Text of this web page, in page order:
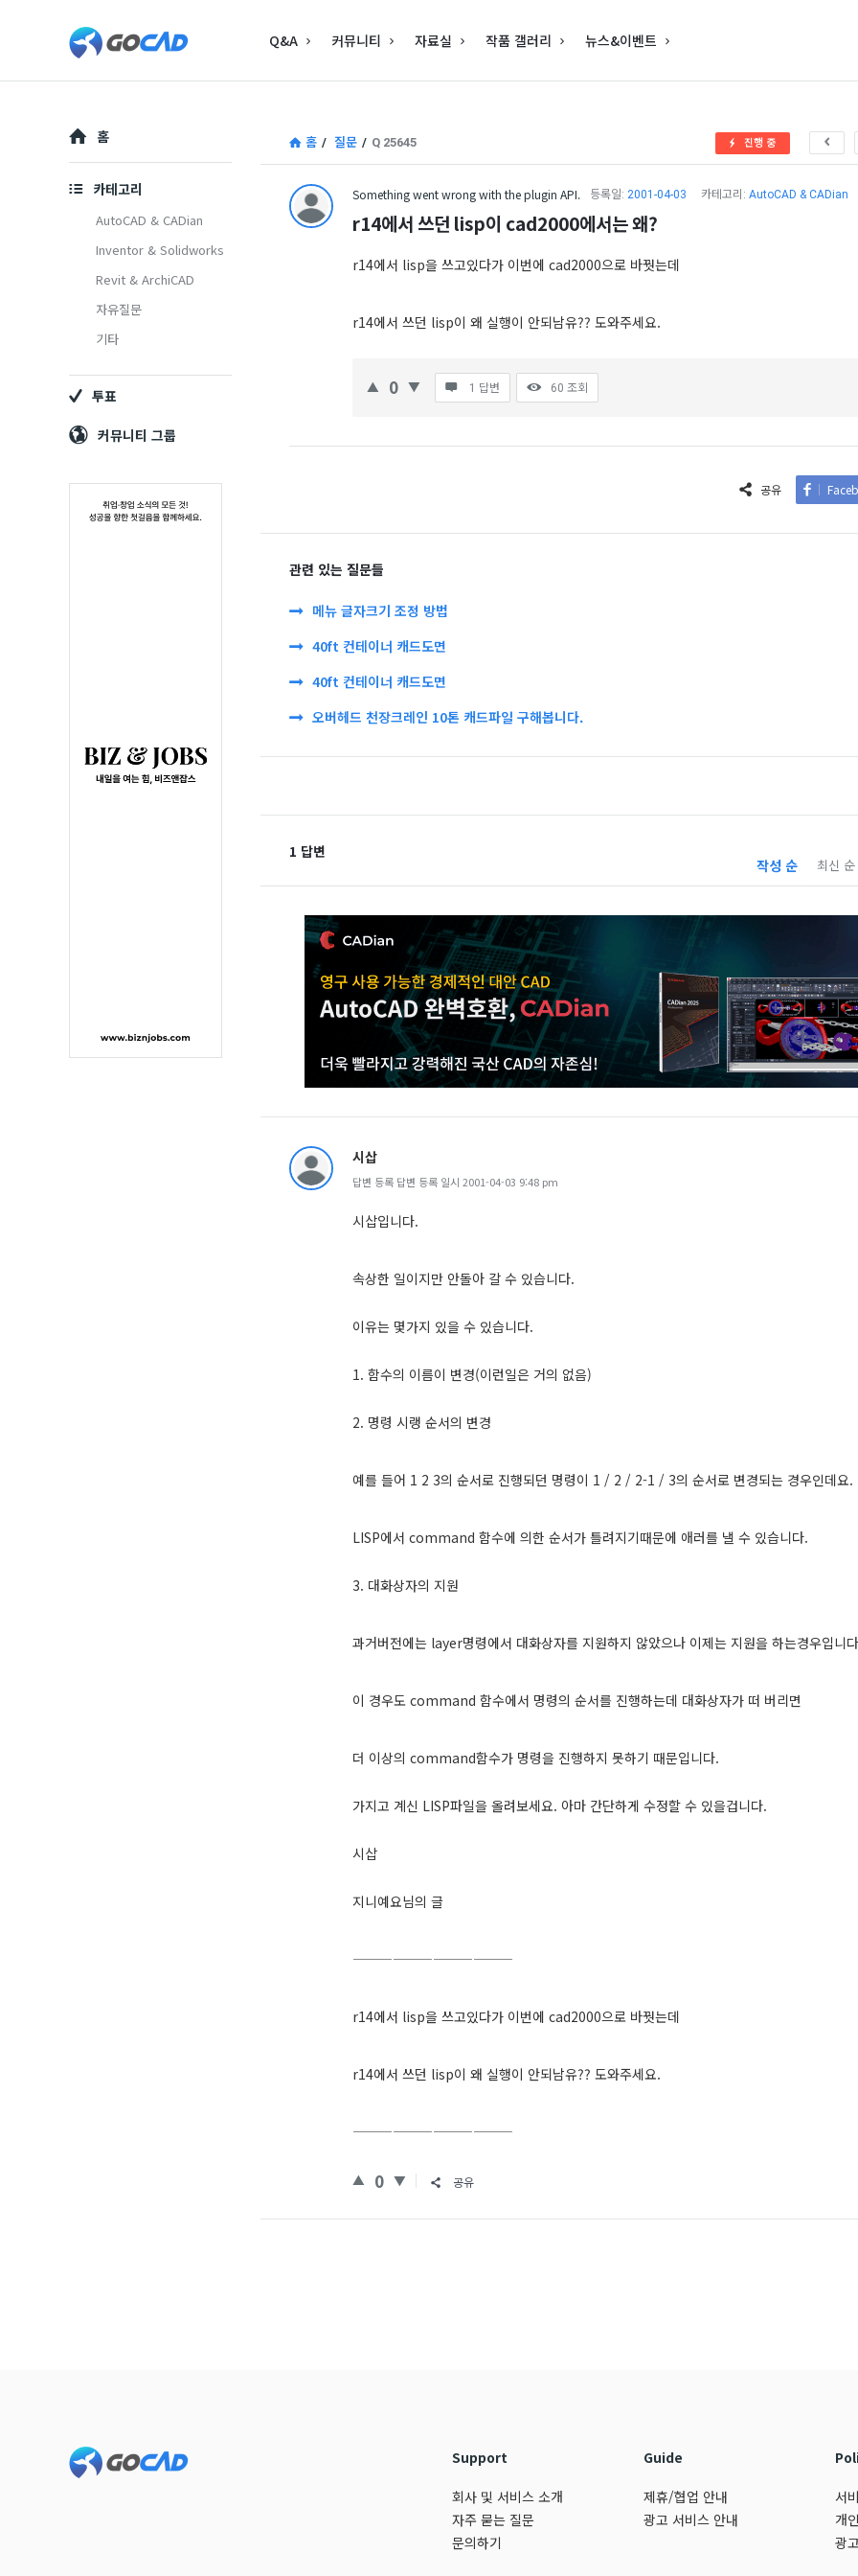
캐
–
캐
(CAD)
중
심
캐
드
(CAD)
Q&A 커뮤니티 자료실 작품 갤러리 뉴스&이벤트
홈 / 질문 / Q 25645 진행 중
Something went wrong with the plugin API. 등록일: 2001-04-03 카테고리: AutoCAD & CADian
r14에서 쓰던 lisp이 cad2000에서는 왜?
r14에서 lisp을 쓰고있다가 이번에 cad2000으로 바꿧는데
r14에서 쓰던 lisp이 왜 실행이 안되남유?? 도와주세요.
0 1 답변 60 조회
공유
관련 있는 질문들
메뉴 글자크기 조정 방법
40ft 컨테이너 캐드도면
40ft 컨테이너 캐드도면
오버헤드 천장크레인 10톤 캐드파일 구해봅니다.
1 답변
작성 순 최신 순
시삽
답변 등록 답변 등록 일시 2001-04-03 9:48 pm
시삽입니다.
속상한 일이지만 안돌아 갈 수 있습니다.
이유는 몇가지 있을 수 있습니다.
1. 함수의 이름이 변경(이런일은 거의 없음)
2. 명령 시랭 순서의 변경
예를 들어 1 2 3의 순서로 진행되던 명령이 1 / 2 / 2-1 / 3의 순서로 변경되는 경우인데요.
LISP에서 command 함수에 의한 순서가 틀려지기때문에 애러를 낼 수 있습니다.
3. 대화상자의 지원
과거버전에는 layer명령에서 대화상자를 지원하지 않았으나 이제는 지원을 하는경우입니
이 경우도 command 함수에서 명령의 순서를 진행하는데 대화상자가 떠 버리면
더 이상의 command함수가 명령을 진행하지 못하기 때문입니다.
가지고 계신 LISP파일을 올려보세요. 아마 간단하게 수정할 수 있을겁니다.
시삽
지니예요님의 글
————————————
r14에서 lisp을 쓰고있다가 이번에 cad2000으로 바꿧는데
r14에서 쓰던 lisp이 왜 실행이 안되남유?? 도와주세요.
————————————
0 공유
Explore
홈
카테고리
AutoCAD & CADian
Inventor & Solidworks
Revit & ArchiCAD
자유질문
기타
투표
커뮤니티 그룹
Footer Support
회사 및 서비스 소개
자주 묻는 질문
문의하기
Guide
제휴/협업 안내
광고 서비스 안내
서
개
광